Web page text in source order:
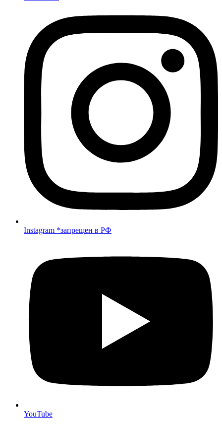
Instagram *запрещен в РФ
YouTube